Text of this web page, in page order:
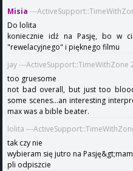
Misia ---
Do lolita
koniecznie idź na Pasję, bo w
"rewelacyjnego" i pięknego filmu
jay ---ActiveSupport::TimeWithZone
too gruesome
not bad overall, but just too
some scenes...an interesting
max was a bible beater.
lolita ---
tak czy nie
wybieram się jutro na Pasję&gt;mam
pli odpiszcie